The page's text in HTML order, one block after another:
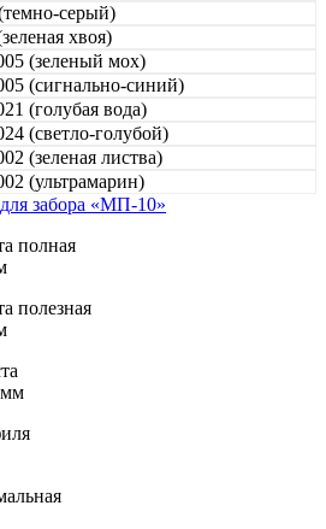
серый)
хвоя)
(зеленый мох)
(сигнально-синий)
(голубая вода)
(светло-голубой)
(зеленая листва)
(ультрамарин)
забора «МП-10»
полная
полезная
мм